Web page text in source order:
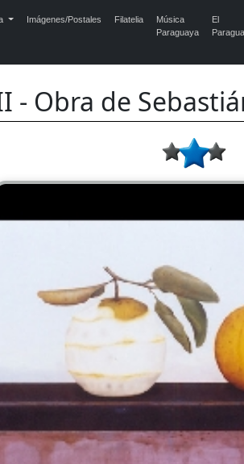
Imágenes/Postales Filatelia
Música
Paraguaya
El
- Obra de